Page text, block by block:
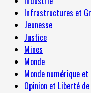
Infrastructures et
Jeunesse
Justice
Mines
Monde
Monde numérique
Opinion et Liberté